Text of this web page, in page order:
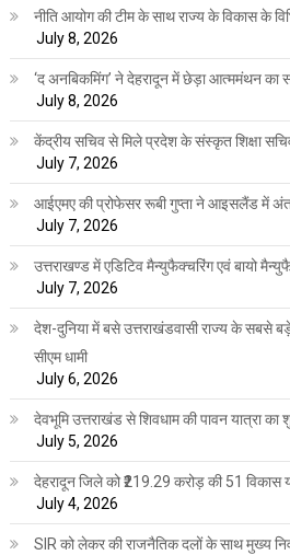
नीति आयोग की टीम के साथ राज्य के विकास के
July 8, 2026
‘द अनबिकमिंग’ ने देहरादून में छेड़ा आत्ममंथन का
July 8, 2026
केंद्रीय सचिव से मिले प्रदेश के संस्कृत शिक्षा
July 7, 2026
आईएमए की प्रोफेसर रूबी गुप्ता ने आइसलैंड में
July 7, 2026
उत्तराखण्ड में एडिटिव मैन्युफैक्चरिंग एवं बायो
July 7, 2026
देश-दुनिया में बसे उत्तराखंडवासी राज्य के सबसे
सीएम धामी
July 6, 2026
देवभूमि उत्तराखंड से शिवधाम की पावन यात्रा का
July 5, 2026
देहरादून जिले को ₹219.29 करोड़ की 51 विकास
July 4, 2026
SIR को लेकर की राजनैतिक दलों के साथ मुख्य